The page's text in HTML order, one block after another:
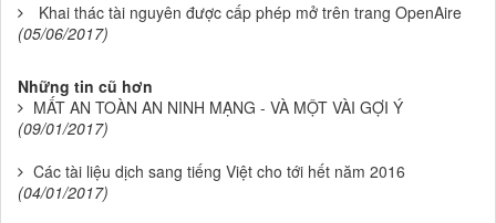
Khai thác tài nguyên được cấp phép mở trên trang OpenAire
(05/06/2017)
Những tin cũ hơn
MẤT AN TOÀN AN NINH MẠNG - VÀ MỘT VÀI GỢI Ý
(09/01/2017)
Các tài liệu dịch sang tiếng Việt cho tới hết năm 2016
(04/01/2017)